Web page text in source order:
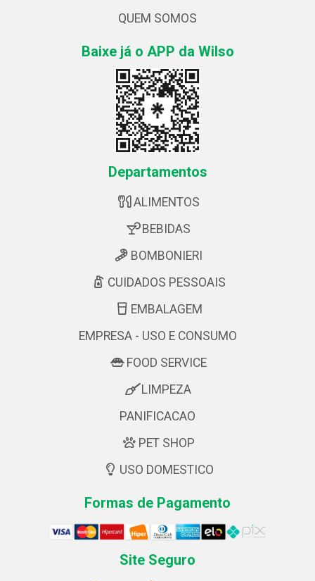
QUEM SOMOS
Baixe já o APP da Wilso
Departamentos
ALIMENTOS
BEBIDAS
BOMBONIERI
CUIDADOS PESSOAIS
EMBALAGEM
EMPRESA - USO E CONSUMO
FOOD SERVICE
LIMPEZA
PANIFICACAO
PET SHOP
USO DOMESTICO
Formas de Pagamento
Site Seguro